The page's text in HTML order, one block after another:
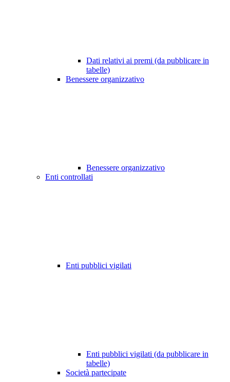
Dati relativi ai premi (da pubblicare in
tabelle)
Benessere organizzativo
Benessere organizzativo
Enti controllati
Enti pubblici vigilati
Enti pubblici vigilati (da pubblicare in
tabelle)
Società partecipate